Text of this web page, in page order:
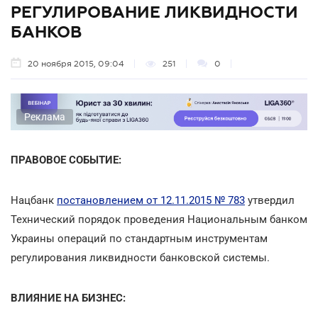
РЕГУЛИРОВАНИЕ ЛИКВИДНОСТИ
БАНКОВ
20 ноября 2015, 09:04 251 0
Реклама
ПРАВОВОЕ СОБЫТИЕ:
Нацбанк постановлением от 12.11.2015 № 783 утвердил
Технический порядок проведения Национальным банком
Украины операций по стандартным инструментам
регулирования ликвидности банковской системы.
ВЛИЯНИЕ НА БИЗНЕС: